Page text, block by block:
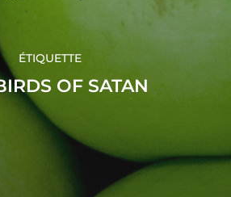
ÉTIQUETTE
OF SATAN